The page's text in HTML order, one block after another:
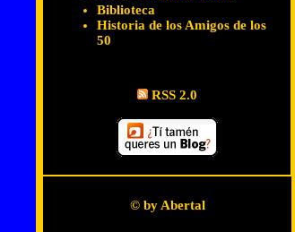
Biblioteca
Historia de los Amigos de los
50
RSS 2.0
© by Abertal